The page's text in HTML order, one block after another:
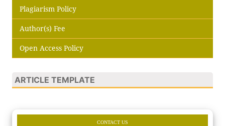
Plagiarism Policy
Author(s) Fee
Open Access Policy
ARTICLE TEMPLATE
CONTACT US